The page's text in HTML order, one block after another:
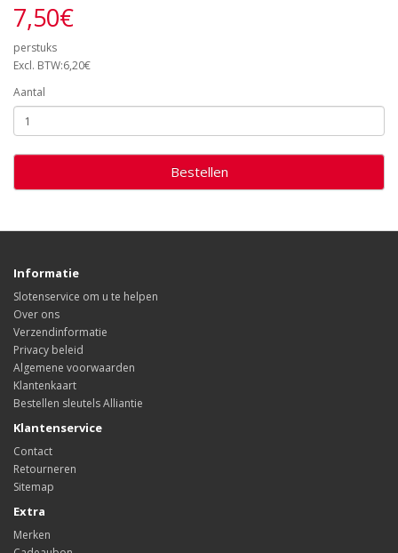
7,50€
perstuks
Excl. BTW:6,20€
Aantal
Bestellen
Informatie
Slotenservice om u te helpen
Over ons
Verzendinformatie
Privacy beleid
Algemene voorwaarden
Klantenkaart
Bestellen sleutels Alliantie
Klantenservice
Contact
Retourneren
Sitemap
Extra
Merken